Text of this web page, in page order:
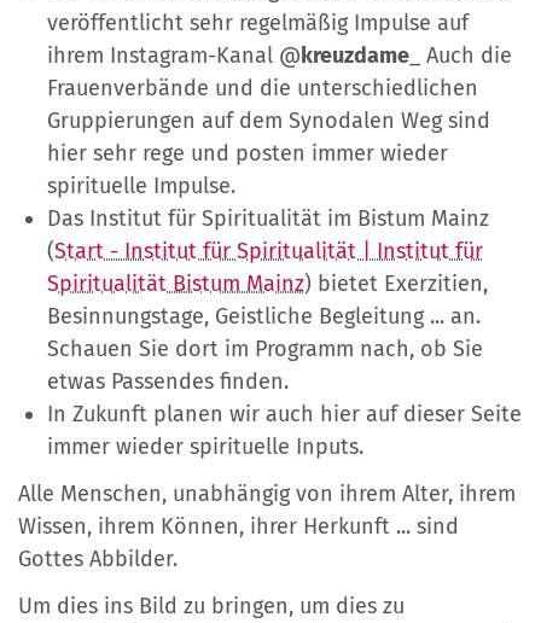
veröffentlicht sehr regelmäßig Impulse auf
ihrem Instagram-Kanal @ kreuzdame _ Auch die
Frauenverbände und die unterschiedlichen
Gruppierungen auf dem Synodalen Weg sind
hier sehr rege und posten immer wieder
spirituelle Impulse.
Das Institut für Spiritualität im Bistum Mainz
(Start - Institut für Spiritualität | Institut für
Spiritualität Bistum Mainz) bietet Exerzitien,
Besinnungstage, Geistliche Begleitung ... an.
Schauen Sie dort im Programm nach, ob Sie
etwas Passendes finden.
In Zukunft planen wir auch hier auf dieser Seite
immer wieder spirituelle Inputs.
Alle Menschen, unabhängig von ihrem Alter, ihrem
Wissen, ihrem Können, ihrer Herkunft ... sind
Gottes Abbilder.
Um dies ins Bild zu bringen, um dies zu